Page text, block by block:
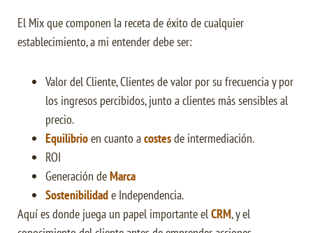
El Mix que componen la receta de éxito de cualquier
establecimiento, a mi entender debe ser:
Valor del Cliente, Clientes de valor por su frecuencia y por
los ingresos percibidos, junto a clientes más sensibles al
precio.
Equilibrioen cuanto acostesde intermediación.
ROI
Generación deMarca
Sostenibilidade Independencia.
Aquí es donde juega un papel importante elCRM, y el